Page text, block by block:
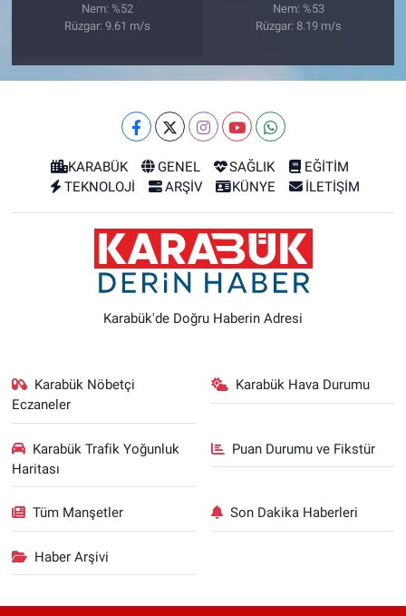
Nem: %52
Rüzgar: 9.61 m/s
Nem: %53
Rüzgar: 8.19 m/s
KARABÜK GENEL SAĞLIK
EĞİTİM
TEKNOLOJİ
ARŞİV KÜNYE İLETİŞİM
Karabük'de Doğru Haberin Adresi
Karabük Nöbetçi
Eczaneler
Karabük Hava Durumu
Karabük Trafik Yoğunluk
Haritası
Puan Durumu ve Fikstür
Tüm Manşetler Son Dakika Haberleri
Haber Arşivi